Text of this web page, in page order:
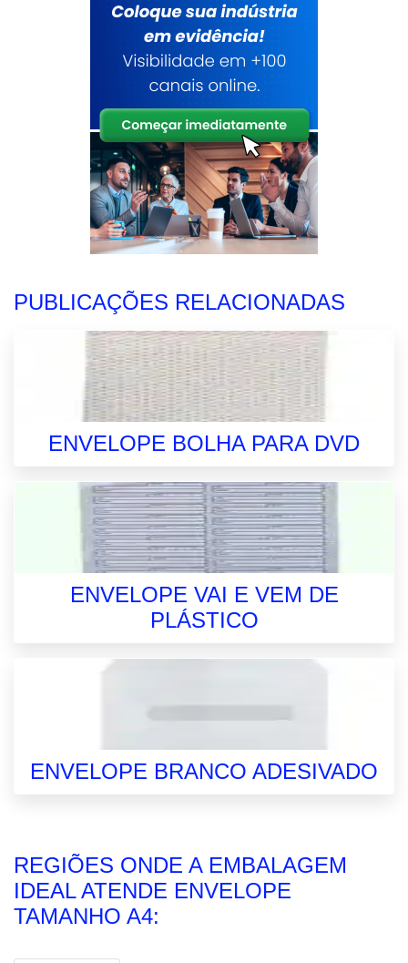
PUBLICAÇÕES RELACIONADAS
ENVELOPE BOLHA PARA DVD
ENVELOPE VAI E VEM DE
PLÁSTICO
ENVELOPE BRANCO ADESIVADO
REGIÕES ONDE A EMBALAGEM
IDEAL ATENDE ENVELOPE
TAMANHO A4: